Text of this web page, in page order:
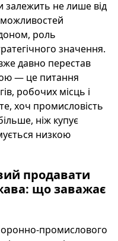
залежить не лише від
роль
значення.
давно перестав
— це питання
робочих місць і
хоч промисловість
ніж купує
низкою
продавати
що заважає
промислового